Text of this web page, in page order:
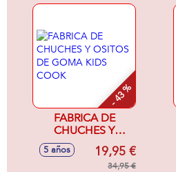
- 43 %
FABRICA DE
CHUCHES Y
OSITOS DE GOMA
KIDS COOK
5 años 19,95 €
34,95 €